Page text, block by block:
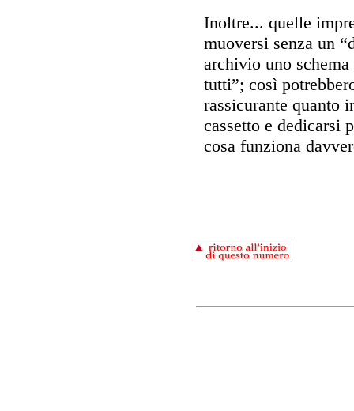
Inoltre... quelle
muoversi senza un
archivio uno
tutti”; così
rassicurante quanto
cassetto e dedicarsi
cosa funziona